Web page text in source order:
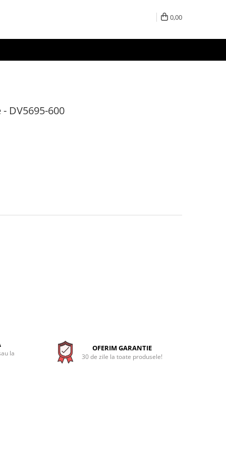
0,00
DV5695-600
la
OFERIM GARANTIE
30 de zile la toate produsele!